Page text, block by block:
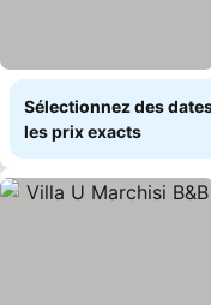
Sélectionnez des
les prix exacts